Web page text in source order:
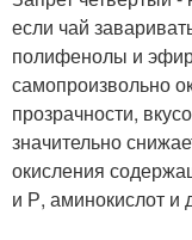
если чай
полифенолы и
самопроизвольно
прозрачности,
значительно
окисления
и Р, аминокислот и